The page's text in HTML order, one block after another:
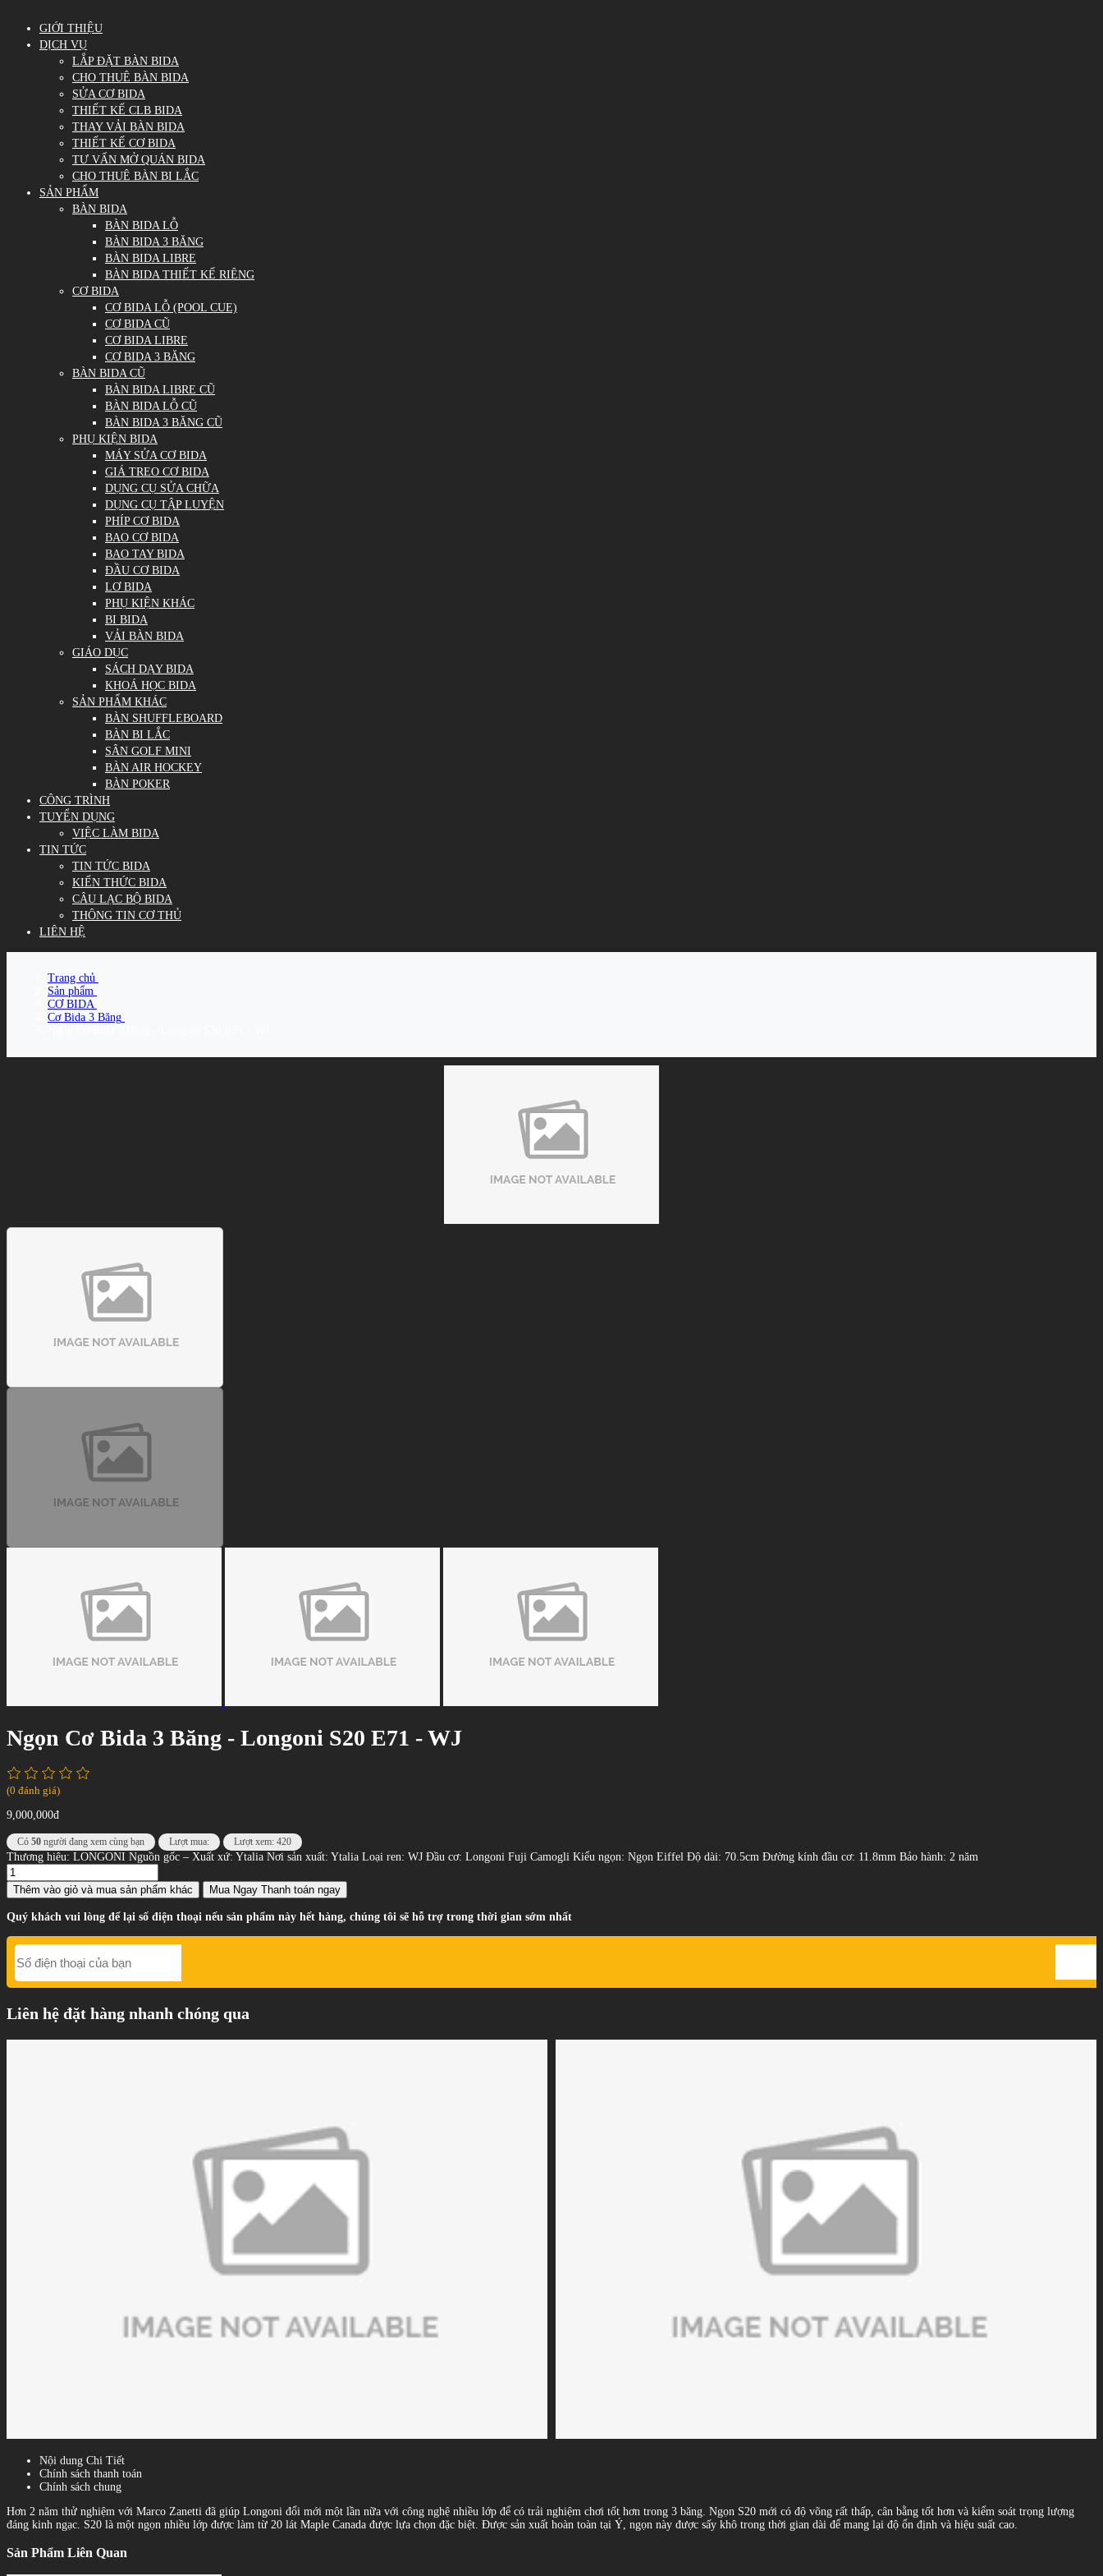
GIỚI THIỆU
DỊCH VỤ
LẮP ĐẶT BÀN BIDA
CHO THUÊ BÀN BIDA
SỬA CƠ BIDA
THIẾT KẾ CLB BIDA
THAY VẢI BÀN BIDA
THIẾT KẾ CƠ BIDA
TƯ VẤN MỞ QUÁN BIDA
CHO THUÊ BÀN BI LẮC
SẢN PHẨM
BÀN BIDA
BÀN BIDA LỖ
BÀN BIDA 3 BĂNG
BÀN BIDA LIBRE
BÀN BIDA THIẾT KẾ RIÊNG
CƠ BIDA
CƠ BIDA LỖ (POOL CUE)
CƠ BIDA CŨ
CƠ BIDA LIBRE
CƠ BIDA 3 BĂNG
BÀN BIDA CŨ
BÀN BIDA LIBRE CŨ
BÀN BIDA LỖ CŨ
BÀN BIDA 3 BĂNG CŨ
PHỤ KIỆN BIDA
MÁY SỬA CƠ BIDA
GIÁ TREO CƠ BIDA
DỤNG CỤ SỬA CHỮA
DỤNG CỤ TẬP LUYỆN
PHÍP CƠ BIDA
BAO CƠ BIDA
BAO TAY BIDA
ĐẦU CƠ BIDA
LƠ BIDA
PHỤ KIỆN KHÁC
BI BIDA
VẢI BÀN BIDA
GIÁO DỤC
SÁCH DẠY BIDA
KHOÁ HỌC BIDA
SẢN PHẨM KHÁC
BÀN SHUFFLEBOARD
BÀN BI LẮC
SÂN GOLF MINI
BÀN AIR HOCKEY
BÀN POKER
CÔNG TRÌNH
TUYỂN DỤNG
VIỆC LÀM BIDA
TIN TỨC
TIN TỨC BIDA
KIẾN THỨC BIDA
CÂU LẠC BỘ BIDA
THÔNG TIN CƠ THỦ
LIÊN HỆ
Trang chủ
Sản phẩm
CƠ BIDA
Cơ Bida 3 Băng
Ngọn Cơ Bida 3 Băng - Longoni S20 E71 - WJ
(0 đánh giá)
9,000,000đ
Có 50 người đang xem cùng bạn Lượt mua: Lượt xem: 420
Thương hiêu: LONGONI Nguồn gốc – Xuất xứ: Ytalia Nơi sản xuất: Ytalia Loại ren: WJ Đầu cơ: Longoni Fuji Camogli Kiểu ngọn: Ngọn Eiffel Độ dài: 70.5cm Đường kính đầu cơ: 11.8mm Bảo hành: 2 năm
Thêm vào giỏ và mua sản phẩm khác Mua Ngay Thanh toán ngay
Quý khách vui lòng để lại số điện thoại nếu sản phẩm này hết hàng, chúng tôi sẽ hỗ trợ trong thời gian sớm nhất
Liên hệ đặt hàng nhanh chóng qua
Nội dung Chi Tiết
Chính sách thanh toán
Chính sách chung
Hơn 2 năm thử nghiệm với Marco Zanetti đã giúp Longoni đổi mới một lần nữa với công nghệ nhiều lớp để có trải nghiệm chơi tốt hơn trong 3 băng. Ngọn S20 mới có độ võng rất thấp, cân bằng tốt hơn và kiểm soát trọng lượng
đáng kinh ngạc. S20 là một ngọn nhiều lớp được làm từ 20 lát Maple Canada được lựa chọn đặc biệt. Được sản xuất hoàn toàn tại Ý, ngọn này được sấy khô trong thời gian dài để mang lại độ ổn định và hiệu suất cao.
Sản Phẩm Liên Quan